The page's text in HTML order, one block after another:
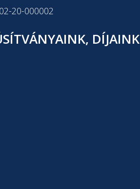
02-20-000002
DÍJAINK